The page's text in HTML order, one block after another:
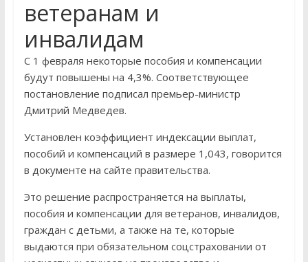
ветеранам и
инвалидам
С 1 февраля некоторые пособия и компенсации
будут повышены на 4,3%. Соответствующее
постановление подписал премьер-министр
Дмитрий Медведев.
Установлен коэффициент индексации выплат,
пособий и компенсаций в размере 1,043, говорится
в документе на сайте правительства.
Это решение распространяется на выплаты,
пособия и компенсации для ветеранов, инвалидов,
граждан с детьми, а также на те, которые
выдаются при обязательном соцстраховании от